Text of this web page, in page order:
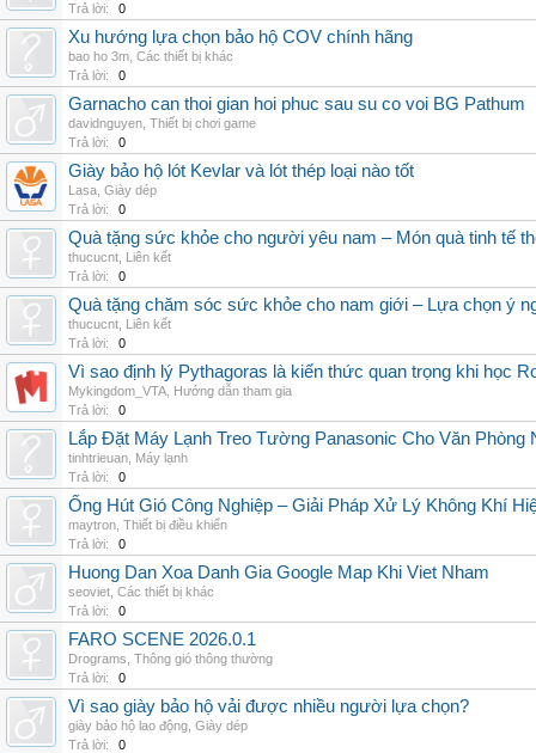
Trả lời:
0
Xu hướng lựa chọn bảo hộ COV chính hãng
bao ho 3m Các thiết bị khác
Trả lời:
0
Garnacho can thoi gian hoi phuc sau su co voi BG Pathum
davidnguyen Thiết bị chơi game
Trả lời:
0
Giày bảo hộ lót Kevlar và lót thép loại nào tốt
Lasa Giày dép
Trả lời:
0
Quà tặng sức khỏe cho người yêu nam – Món quà tinh tế
thucucnt Liên kết
Trả lời:
0
Quà tặng chăm sóc sức khỏe cho nam giới – Lựa chọn ý
thucucnt Liên kết
Trả lời:
0
Vì sao định lý Pythagoras là kiến thức quan trọng khi học
Mykingdom_VTA Hướng dẫn tham gia
Trả lời:
0
Lắp Đặt Máy Lạnh Treo Tường Panasonic Cho Văn Phòng
tinhtrieuan Máy lạnh
Trả lời:
0
Ống Hút Gió Công Nghiệp – Giải Pháp Xử Lý Không Khí
maytron Thiết bị điều khiển
Trả lời:
0
Huong Dan Xoa Danh Gia Google Map Khi Viet Nham
seoviet Các thiết bị khác
Trả lời:
0
FARO SCENE 2026.0.1
Drograms Thông gió thông thường
Trả lời:
0
Vì sao giày bảo hộ vải được nhiều người lựa chọn?
giày bảo hộ lao động Giày dép
Trả lời:
0